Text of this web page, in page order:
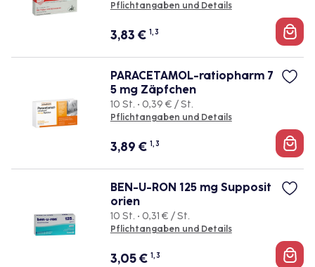
Pflichtangaben und Details
3,83 € 1, 3
PARACETAMOL-ratiopharm 7
5 mg Zäpfchen
10 St. • 0,39 € / St.
Pflichtangaben und Details
3,89 € 1, 3
BEN-U-RON 125 mg Supposit
orien
10 St. • 0,31 € / St.
Pflichtangaben und Details
3,05€ 1, 3